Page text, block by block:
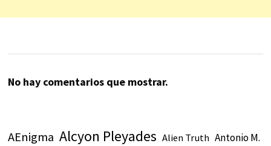
No hay comentarios que mostrar.
AEnigma Alcyon Pleyades Alien Truth Antonio M.